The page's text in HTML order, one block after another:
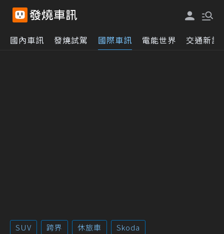
國內車訊 發燒試駕 國際車訊 電能世界 交通新訊
SUV 跨界 休旅車 Skoda